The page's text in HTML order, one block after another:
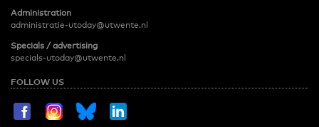
Administration
administratie-utoday@utwente.nl
Specials / advertising
specials-utoday@utwente.nl
FOLLOW US